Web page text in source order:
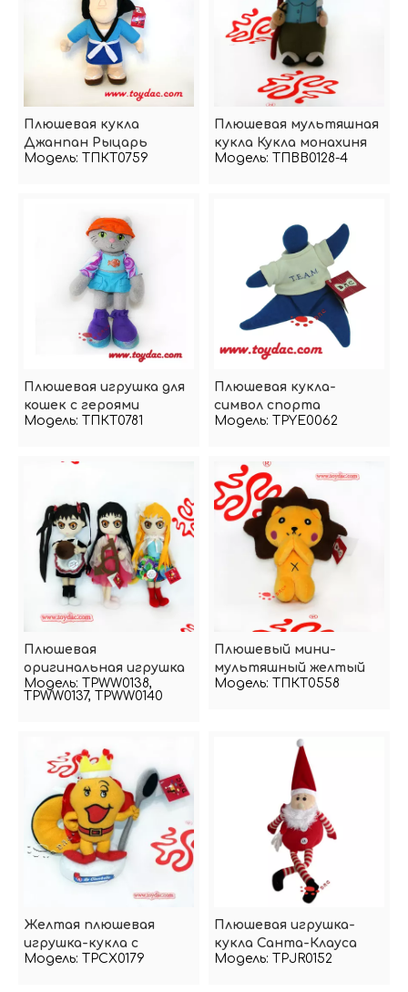
Плюшевая кукла
Джанпан Рыцарь
Модель: ТПКТ0759
Плюшевая мультяшная
кукла Кукла монахиня
Модель: ТПВВ0128-4
Плюшевая игрушка для
кошек с героями
мультфильмов
Модель: ТПКТ0781
Плюшевая кукла-
символ спорта
Модель: TPYE0062
Плюшевая
оригинальная игрушка
мультяшная кукла
Модель: TPWW0138,
TPWW0137, TPWW0140
Плюшевый мини-
мультяшный желтый
лев
Модель: ТПКТ0558
Желтая плюшевая
игрушка-кукла с
улыбкой
Модель: TPCX0179
Плюшевая игрушка-
кукла Санта-Клауса
Модель: TPJR0152